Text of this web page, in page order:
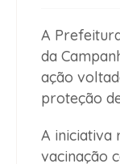
A
da
ação
proteção
A iniciativa
vacinação